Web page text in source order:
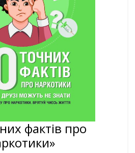
фактів про